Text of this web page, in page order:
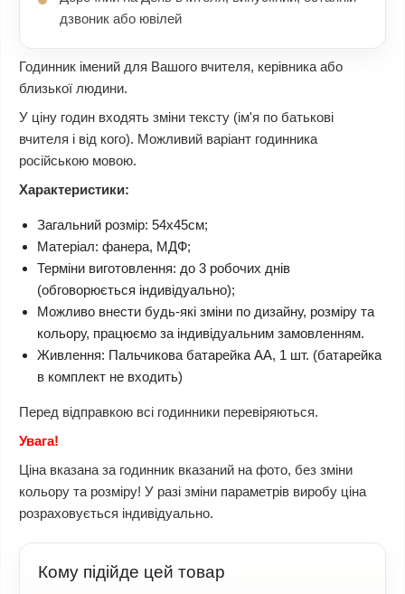
дзвоник або ювілей
Годинник імений для Вашого вчителя, керівника або
близької людини.
У ціну годин входять зміни тексту (ім'я по батькові
вчителя і від кого). Можливий варіант годинника
російською мовою.
Характеристики:
Загальний розмір: 54х45см;
Матеріал: фанера, МДФ;
Терміни виготовлення: до 3 робочих днів
(обговорюється індивідуально);
Можливо внести будь-які зміни по дизайну, розміру та
кольору, працюємо за індивідуальним замовленням.
Живлення: Пальчикова батарейка АА, 1 шт. (батарейка
в комплект не входить)
Перед відправкою всі годинники перевіряються.
Увага!
Ціна вказана за годинник вказаний на фото, без зміни
кольору та розміру! У разі зміни параметрів виробу ціна
розраховується індивідуально.
Кому підійде цей товар